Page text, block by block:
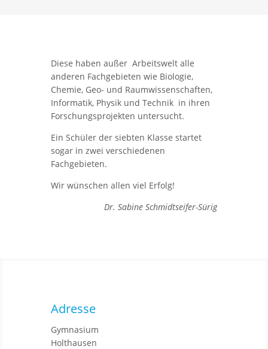
Diese haben außer Arbeitswelt alle
anderen Fachgebieten wie Biologie,
Chemie, Geo- und Raumwissenschaften,
Informatik, Physik und Technik in ihren
Forschungsprojekten untersucht.
Ein Schüler der siebten Klasse startet
sogar in zwei verschiedenen
Fachgebieten.
Wir wünschen allen viel Erfolg!
Dr. Sabine Schmidtseifer-Sürig
Adresse
Gymnasium
Holthausen